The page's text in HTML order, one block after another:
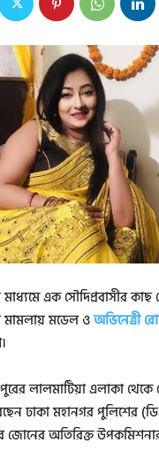
এক সৌদিপ্রবাসীর কাছ
মামলায় মডেল ওঅভিনেত্রী
লালমাটিয়া এলাকা থেকে
ঢাকা মহানগর পুলিশের
জোনের অতিরিক্ত